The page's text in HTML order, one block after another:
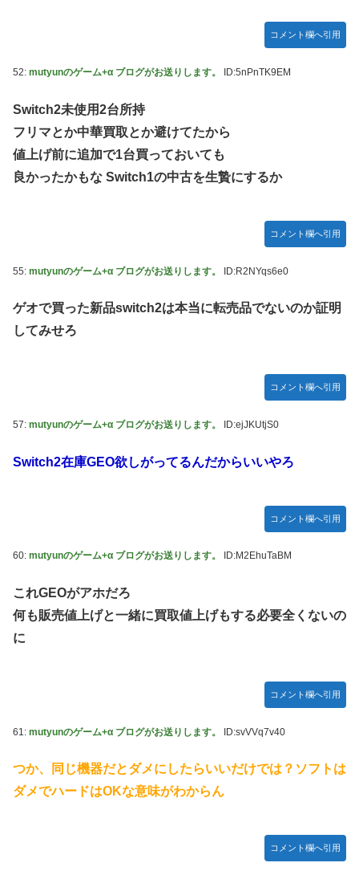
コメント欄へ引用
52: mutyunのゲーム+α ブログがお送りします。 ID:5nPnTK9EM
Switch2未使用2台所持
フリマとか中華買取とか避けてたから
値上げ前に追加で1台買っておいても
良かったかもな Switch1の中古を生贄にするか
コメント欄へ引用
55: mutyunのゲーム+α ブログがお送りします。 ID:R2NYqs6e0
ゲオで買った新品switch2は本当に転売品でないのか証明
してみせろ
コメント欄へ引用
57: mutyunのゲーム+α ブログがお送りします。 ID:ejJKUtjS0
Switch2在庫GEO欲しがってるんだからいいやろ
コメント欄へ引用
60: mutyunのゲーム+α ブログがお送りします。 ID:M2EhuTaBM
これGEOがアホだろ
何も販売値上げと一緒に買取値上げもする必要全くないの
に
コメント欄へ引用
61: mutyunのゲーム+α ブログがお送りします。 ID:svVVq7v40
つか、同じ機器だとダメにしたらいいだけでは？ソフトは
ダメでハードはOKな意味がわからん
コメント欄へ引用